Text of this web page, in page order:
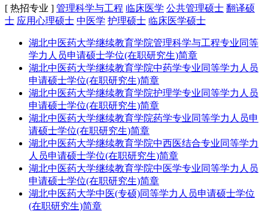
[ 热招专业 ] 管理科学与工程 临床医学 公共管理硕士 翻译硕
士 应用心理硕士 中医学 护理硕士 临床医学硕士
湖北中医药大学继续教育学院管理科学与工程专业同等
学力人员申请硕士学位(在职研究生)简章
湖北中医药大学继续教育学院中药学专业同等学力人员
申请硕士学位(在职研究生)简章
湖北中医药大学继续教育学院护理学专业同等学力人员
申请硕士学位(在职研究生)简章
湖北中医药大学继续教育学院药学专业同等学力人员申
请硕士学位(在职研究生)简章
湖北中医药大学继续教育学院中西医结合专业同等学力
人员申请硕士学位(在职研究生)简章
湖北中医药大学继续教育学院中医学专业同等学力人员
申请硕士学位(在职研究生)简章
湖北中医药大学中医(专硕)同等学力人员申请硕士学位
(在职研究生)简章